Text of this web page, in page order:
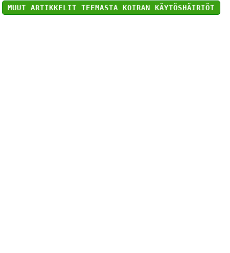
MUUT ARTIKKELIT TEEMASTA KOIRAN KÄYTÖSHÄIRIÖT